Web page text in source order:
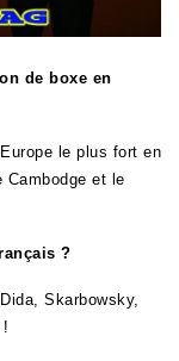
de boxe en
le plus fort en
et le
?
Skarbowsky,